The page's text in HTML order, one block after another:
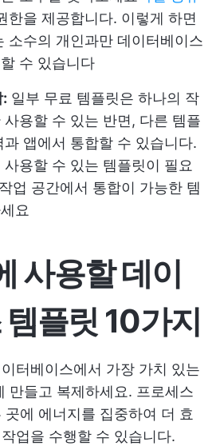
한을 제공합니다. 이렇게 하면
소수의 개인과만 데이터베이스
수 있습니다
일부 무료 템플릿은 하나의 작
사용할 수 있는 반면, 다른 템플
과 앱에서 통합할 수 있습니다.
사용할 수 있는 템플릿이 필요
업 공간에서 통합이 가능한 템
요
사용할 데이
플릿 10가지
터베이스에서 가장 가치 있는
만들고 복제하세요. 프로세스
에 에너지를 집중하여 더 효
업을 수행할 수 있습니다.